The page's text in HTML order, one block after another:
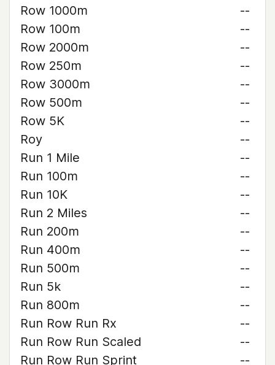
Row 1000m
--
Row 100m
--
Row 2000m
--
Row 250m
--
Row 3000m
--
Row 500m
--
Row 5K
--
Roy
--
Run 1 Mile
--
Run 100m
--
Run 10K
--
Run 2 Miles
--
Run 200m
--
Run 400m
--
Run 500m
--
Run 5k
--
Run 800m
--
Run Row Run Rx
--
Run Row Run Scaled
--
Run Row Run Sprint
--